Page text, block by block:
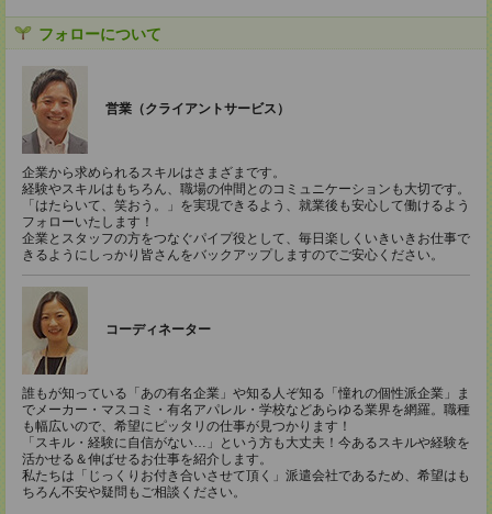
フォローについて
営業（クライアントサービス）
企業から求められるスキルはさまざまです。
経験やスキルはもちろん、職場の仲間とのコミュニケーションも大切です。
「はたらいて、笑おう。」を実現できるよう、就業後も安心して働けるよう
フォローいたします！
企業とスタッフの方をつなぐパイプ役として、毎日楽しくいきいきお仕事で
きるようにしっかり皆さんをバックアップしますのでご安心ください。
コーディネーター
誰もが知っている「あの有名企業」や知る人ぞ知る「憧れの個性派企業」ま
でメーカー・マスコミ・有名アパレル・学校などあらゆる業界を網羅。職種
も幅広いので、希望にピッタリの仕事が見つかります！
「スキル・経験に自信がない…」という方も大丈夫！今あるスキルや経験を
活かせる＆伸ばせるお仕事を紹介します。
私たちは「じっくりお付き合いさせて頂く」派遣会社であるため、希望はも
ちろん不安や疑問もご相談ください。